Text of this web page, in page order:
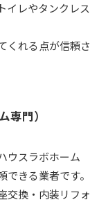
イレやタンクレス
くれる点が信頼さ
専門）
ウスラボホーム
きる業者です。
交換・内装リフォ